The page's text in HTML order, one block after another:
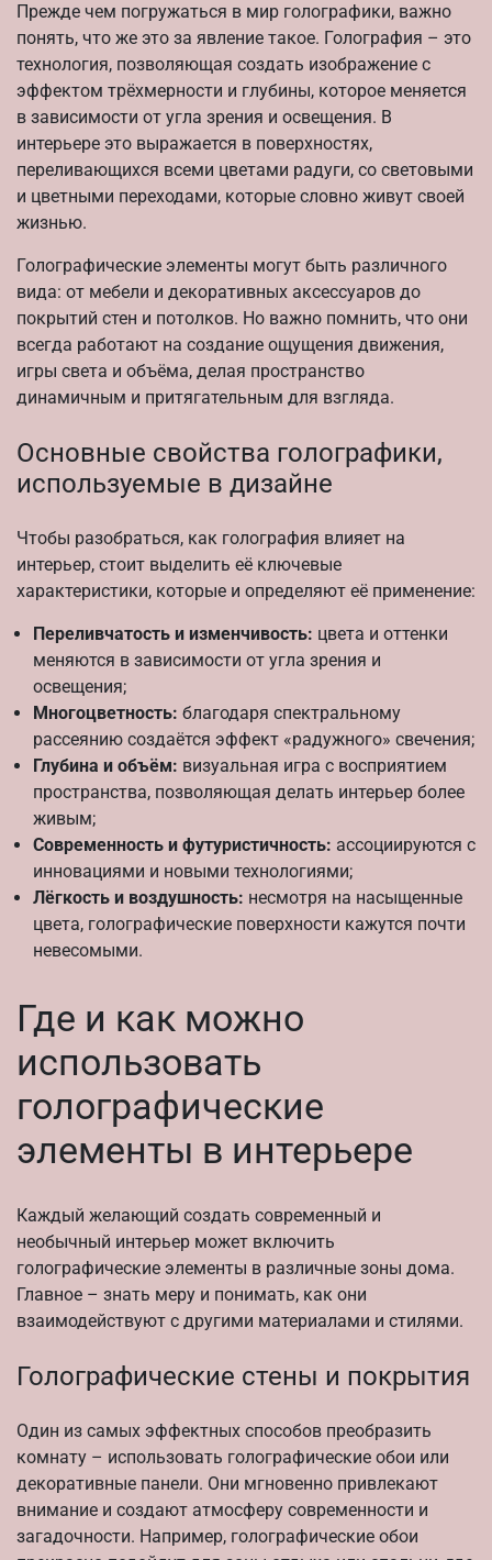
Прежде чем погружаться в мир голографики, важно
понять, что же это за явление такое. Голография – это
технология, позволяющая создать изображение с
эффектом трёхмерности и глубины, которое меняется
в зависимости от угла зрения и освещения. В
интерьере это выражается в поверхностях,
переливающихся всеми цветами радуги, со световыми
и цветными переходами, которые словно живут своей
жизнью.
Голографические элементы могут быть различного
вида: от мебели и декоративных аксессуаров до
покрытий стен и потолков. Но важно помнить, что они
всегда работают на создание ощущения движения,
игры света и объёма, делая пространство
динамичным и притягательным для взгляда.
Основные свойства голографики,
используемые в дизайне
Чтобы разобраться, как голография влияет на
интерьер, стоит выделить её ключевые
характеристики, которые и определяют её применение:
Переливчатость и изменчивость: цвета и оттенки
меняются в зависимости от угла зрения и
освещения;
Многоцветность: благодаря спектральному
рассеянию создаётся эффект «радужного» свечения;
Глубина и объём: визуальная игра с восприятием
пространства, позволяющая делать интерьер более
живым;
Современность и футуристичность: ассоциируются с
инновациями и новыми технологиями;
Лёгкость и воздушность: несмотря на насыщенные
цвета, голографические поверхности кажутся почти
невесомыми.
Где и как можно
использовать
голографические
элементы в интерьере
Каждый желающий создать современный и
необычный интерьер может включить
голографические элементы в различные зоны дома.
Главное – знать меру и понимать, как они
взаимодействуют с другими материалами и стилями.
Голографические стены и покрытия
Один из самых эффектных способов преобразить
комнату – использовать голографические обои или
декоративные панели. Они мгновенно привлекают
внимание и создают атмосферу современности и
загадочности. Например, голографические обои